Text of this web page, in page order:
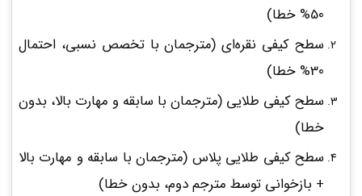
50% خطا)
سطح کیفی نقره‌ای (مترجمان با تخصص نسبی، احتمال
30% خطا)
سطح کیفی طلایی (مترجمان با سابقه و مهارت بالا، بدون
خطا)
سطح کیفی طلایی پلاس (مترجمان با سابقه و مهارت بالا
+ بازخوانی توسط مترجم دوم، بدون خطا)